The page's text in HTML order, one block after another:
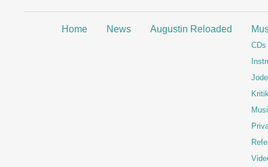
Home News Augustin Reloaded
CDs